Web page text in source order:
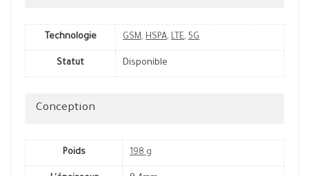
Technologie GSM, HSPA, LTE, 5G
Statut Disponible
Conception
Poids 198 g